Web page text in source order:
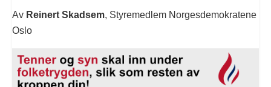
Av Reinert Skadsem, Styremedlem Norgesdemokratene
Oslo